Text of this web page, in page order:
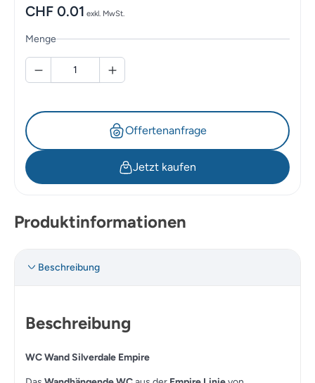
CHF 0.01 exkl. MwSt.
Menge
Offertenanfrage
Jetzt kaufen
Produktinformationen
Beschreibung
Beschreibung
WC Wand Silverdale Empire